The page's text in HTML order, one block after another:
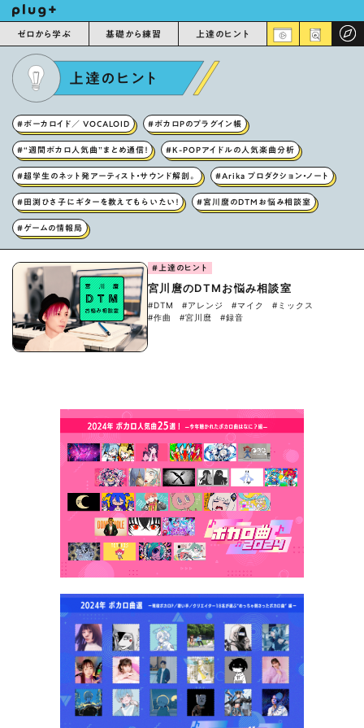
ゼロから学ぶ 基礎から練習 上達のヒント
上達のヒント
#ボーカロイド／ VOCALOID #ボカロPのプラグイン帳
#“週間ボカロ人気曲”まとめ通信！ #K-POPアイドルの人気楽曲分析
#超学生のネット発アーティスト・サウンド解剖。 #Arika プロダクション・ノート
#田渕ひさ子にギターを教えてもらいたい！ #宮川麿のDTMお悩み相談室
#ゲームの情報局
#上達のヒント
宮川麿のDTMお悩み相談室
#DTM #アレンジ #マイク
#ミックス
#作曲
#宮川麿 #録音